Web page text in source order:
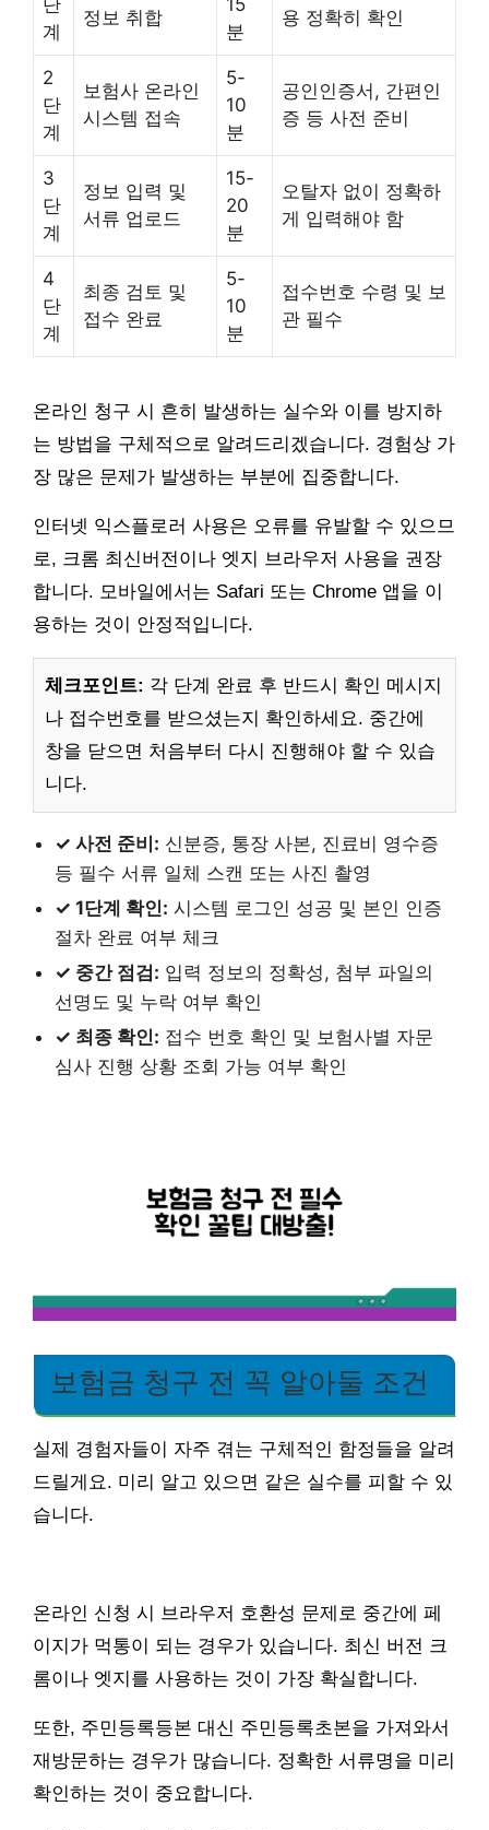
계
정보 취합
분
용 정확히 확인
2
단
계
보험사 온라인
시스템 접속
5-
10
분
공인인증서, 간편인
증 등 사전 준비
3
단
계
정보 입력 및
서류 업로드
15-
20
분
오탈자 없이 정확하
게 입력해야 함
4
단
계
최종 검토 및
접수 완료
5-
10
분
접수번호 수령 및 보
관 필수
온라인 청구 시 흔히 발생하는 실수와 이를 방지하
는 방법을 구체적으로 알려드리겠습니다. 경험상 가
장 많은 문제가 발생하는 부분에 집중합니다.
인터넷 익스플로러 사용은 오류를 유발할 수 있으므
로, 크롬 최신버전이나 엣지 브라우저 사용을 권장
합니다. 모바일에서는 Safari 또는 Chrome 앱을 이
용하는 것이 안정적입니다.
체크포인트: 각 단계 완료 후 반드시 확인 메시지
나 접수번호를 받으셨는지 확인하세요. 중간에
창을 닫으면 처음부터 다시 진행해야 할 수 있습
니다.
✓ 사전 준비: 신분증, 통장 사본, 진료비 영수증
등 필수 서류 일체 스캔 또는 사진 촬영
✓ 1단계 확인: 시스템 로그인 성공 및 본인 인증
절차 완료 여부 체크
✓ 중간 점검: 입력 정보의 정확성, 첨부 파일의
선명도 및 누락 여부 확인
✓ 최종 확인: 접수 번호 확인 및 보험사별 자문
심사 진행 상황 조회 가능 여부 확인
보험금 청구 전 꼭 알아둘 조건
실제 경험자들이 자주 겪는 구체적인 함정들을 알려
드릴게요. 미리 알고 있으면 같은 실수를 피할 수 있
습니다.
온라인 신청 시 브라우저 호환성 문제로 중간에 페
이지가 먹통이 되는 경우가 있습니다. 최신 버전 크
롬이나 엣지를 사용하는 것이 가장 확실합니다.
또한, 주민등록등본 대신 주민등록초본을 가져와서
재방문하는 경우가 많습니다. 정확한 서류명을 미리
확인하는 것이 중요합니다.